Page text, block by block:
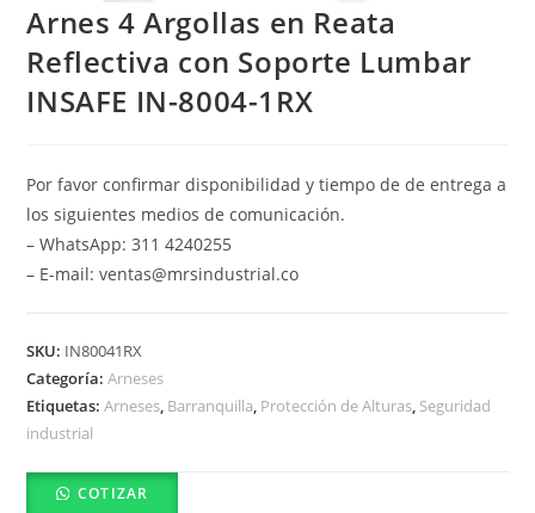
Arnes 4 Argollas en Reata
Reflectiva con Soporte Lumbar
INSAFE IN-8004-1RX
Por favor confirmar disponibilidad y tiempo de de entrega a
los siguientes medios de comunicación.
– WhatsApp: 311 4240255
– E-mail: ventas@mrsindustrial.co
SKU: IN80041RX
Categoría:Arneses
Etiquetas:Arneses, Barranquilla, Protección de Alturas, Seguridad
industrial
COTIZAR